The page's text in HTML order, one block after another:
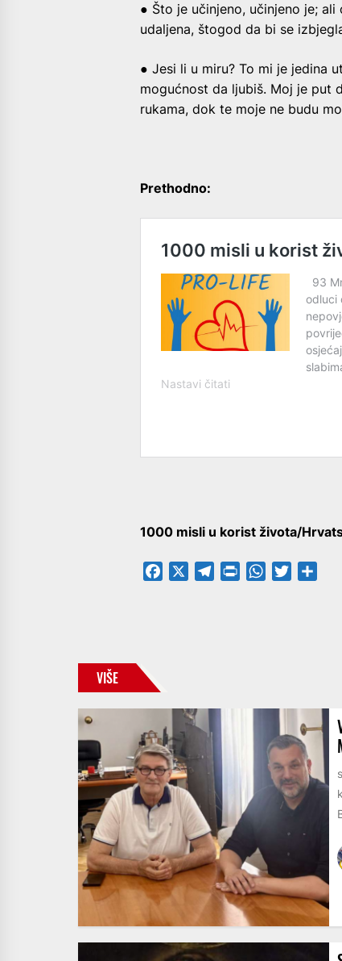
● Što je učinjeno, učinjeno je;
udaljena, štogod da bi se
● Jesi li u miru? To mi je jedina
mogućnost da ljubiš. Moj je put
rukama, dok te moje ne budu
Prethodno:
1000 misli u korist života/
FacebookTelegramPrintFriendly
WhatsApp
Twitter
VIŠE